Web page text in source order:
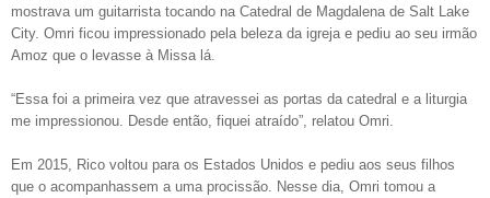
mostrava um guitarrista tocando na Catedral de Magdalena de Salt Lake
City. Omri ficou impressionado pela beleza da igreja e pediu ao seu irmão
Amoz que o levasse à Missa lá.
“Essa foi a primeira vez que atravessei as portas da catedral e a liturgia
me impressionou. Desde então, fiquei atraído”, relatou Omri.
Em 2015, Rico voltou para os Estados Unidos e pediu aos seus filhos
que o acompanhassem a uma procissão. Nesse dia, Omri tomou a